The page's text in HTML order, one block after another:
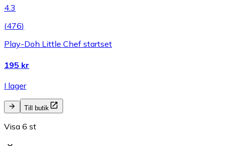
4.3
(476)
Play-Doh Little Chef startset
195 kr
I lager
Till butik
Visa 6 st